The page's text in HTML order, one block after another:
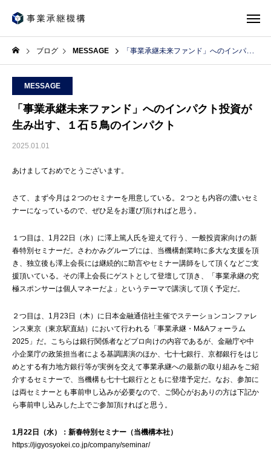
ブログ MESSAGE 「事業承継未来ファンド」へのインパクト投資が生み出す、１石５鳥のインパクト
MESSAGE
「事業承継未来ファンド」へのインパクト投資が
生み出す、１石５鳥のインパクト
2025.01.01
あけましておめでとうございます。
さて、まず今月は２つのセミナーを用意している。２つとも内容の濃いセミ
ナーになっているので、ぜひ足をお運び頂ければと思う。
１つ目は、1月22日（水）に澤上篤人氏を迎えて行う、一般投資家向けの新
春特別セミナーだ。さわかみグループには、当機構創業時に多大な支援を頂
き、独立後も澤上会長には継続的に助言やセミナー講師をして頂くなどご支
援頂いている。その澤上会長にゲストとして登壇して頂き、「事業承継の究
極スポンサーは個人マネーだよ」というテーマで講演して頂く予定だ。
２つ目は、1月23日（木）に日本金融通信社主催でステーションコンファレ
ンス東京（東京駅直結）において行われる「事業承継・M&Aフォーラム
2025」だ。こちらは銀行関係者などプロ向けの内容であるが、金融庁や中
小企業庁の政策担当者による基調講演のほか、七十七銀行、京都銀行をはじ
めとする有力地方銀行等が実例を交えて事業承継への最新の取り組みをご紹
介するセミナーで、当機構も七十七銀行とともに登壇予定だ。なお、参加に
は両セミナーとも事前申し込みが必要なので、ご関心がおありの方は下記か
ら事前申し込みした上でご参加頂ければと思う。
1月22日（水）：新春特別セミナー（当機構本社）
https://jigyosyokei.co.jp/company/seminar/